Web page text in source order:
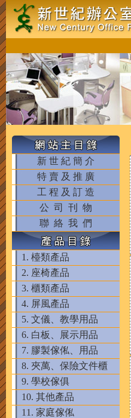
新 世 紀 簡 介
特 賣 及 推 廣
工 程 及 訂 造
公 司 刊 物
聯 絡 我 們
1. 檯類產品
2. 座椅產品
3. 櫃類產品
4. 屏風產品
5. 文儀、教學用品
6. 白板、展示用品
7. 膠製傢俬、用品
8. 夾萬、保險文件櫃
9. 學校傢俱
10. 其他產品
11. 家庭傢俬